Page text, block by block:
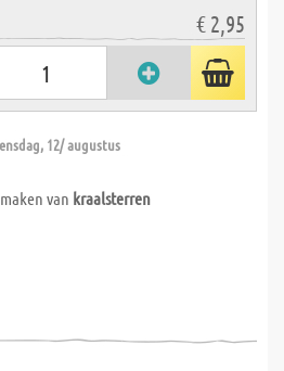
€ 2,95
12/ augustus
van kraalsterren